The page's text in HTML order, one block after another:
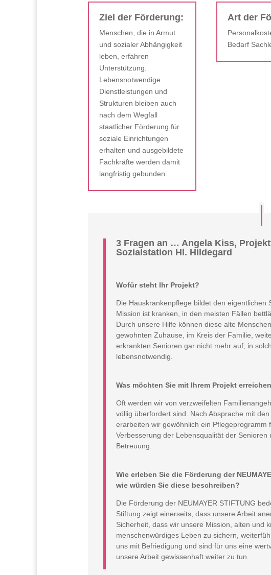
Ziel der Förderung:
Menschen, die in Armut
und sozialer Abhängigkeit
leben, erfahren
Unterstützung.
Lebensnotwendige
Dienstleistungen und
Strukturen bleiben auch
nach dem Wegfall
staatlicher Förderung für
soziale Einrichtungen
erhalten und ausgebildete
Fachkräfte werden damit
langfristig gebunden.
Art der
Bedarf
3 Fragen an … Angela Kiss,
Sozialstation Hl. Hildegard
Wofür steht Ihr Projekt?
Die Hauskrankenpflege bildet den
Mission ist kranken, in den meisten Fällen
Durch unsere Hilfe können diese alte
gewohnten Zuhause, im Kreis der Familie,
erkrankten Senioren gar nicht mehr auf; in
lebensnotwendig.
Was möchten Sie mit Ihrem Projekt
Oft werden wir von verzweifelten
völlig überfordert sind. Nach Absprache mit
erarbeiten wir gewöhnlich ein
Verbesserung der Lebensqualität der
Betreuung.
Wie erleben Sie die Förderung der
wie würden Sie diese beschreiben?
Die Förderung der NEUMAYER STIFTUNG
Stiftung zeigt einerseits, dass unsere Arbeit
Sicherheit, dass wir unsere Mission, alten und
menschenwürdiges Leben zu sichern,
uns mit Befriedigung und sind für uns eine
unsere Arbeit gewissenhaft weiter zu tun.